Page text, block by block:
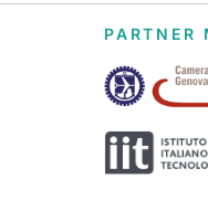
PARTNER